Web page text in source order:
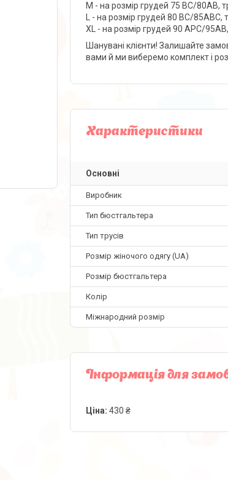
M - на розмір грудей 75 ВС/80АВ,
L - на розмір грудей 80 ВС/85АВС,
XL - на розмір грудей 90 АРС/
Шанувані клієнти! Залишайте
вами й ми виберемо комплект і
Характеристики
Основні
Виробник
Тип бюстгальтера
Тип трусів
Розмір жіночого одягу (UA)
Розмір бюстгальтера
Колір
Міжнародний розмір
Інформація для
Ціна: 430 ₴